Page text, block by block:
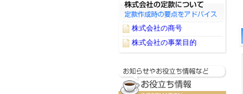
株式会社の商号
株式会社の事業目的